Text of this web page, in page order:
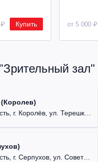
₽ Купить от 5 000 ₽
зал"
Королёв, ул. Терешковой, д. 1.
Серпухов, ул. Советская, д. 90.